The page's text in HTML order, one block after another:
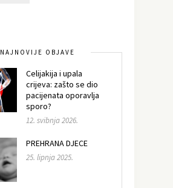
NAJNOVIJE OBJAVE
Celijakija i upala
crijeva: zašto se dio
pacijenata oporavlja
sporo?
12. svibnja 2026.
PREHRANA DJECE
25. lipnja 2025.